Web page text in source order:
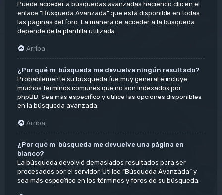
Puede acceder a búsquedas avanzadas haciendo clic en el
enlace “Búsqueda Avanzada” que está disponible en todas
las páginas del foro. La manera de acceder a la búsqueda
depende de la plantilla utilizada.
Arriba
¿Por qué mi búsqueda me devuelve ningún resultado?
Probablemente su búsqueda fue muy general e incluye
muchos términos comunes que no son indexados por
phpBB. Sea más específico y utilice las opciones disponibles
en la búsqueda avanzada.
Arriba
¿Por qué mi búsqueda me devuelve una página en
blanco?
La búsqueda devolvió demasiados resultados para ser
procesados por el servidor. Utilice “Búsqueda Avanzada” y
sea más específico en los términos y foros de su búsqueda.